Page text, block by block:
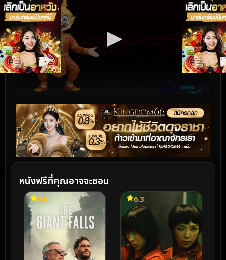
หนังฟรีที่คุณอาจจะชอบ
8.0 6.3